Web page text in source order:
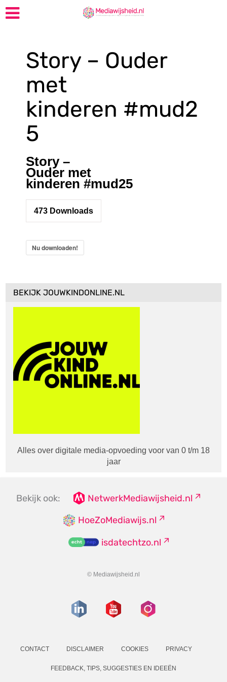
Story – Ouder
met
kinderen #mud2
5
Story –
Ouder met
kinderen #mud25
473 Downloads
Nu downloaden!
BEKIJK JOUWKINDONLINE.NL
Alles over digitale media-opvoeding voor van 0 t/m 18
jaar
Bekijk ook:
NetwerkMediawijsheid.nl
HoeZoMediawijs.nl
isdatechtzo.nl
© Mediawijsheid.nl
CONTACT DISCLAIMER COOKIES PRIVACY
FEEDBACK, TIPS, SUGGESTIES EN IDEEËN